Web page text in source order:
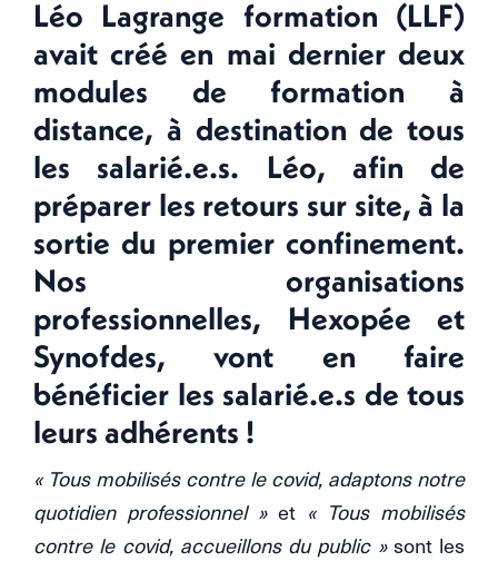
Léo Lagrange formation (LLF)
avait créé en mai dernier deux
modules de formation à
distance, à destination de tous
les salarié.e.s. Léo, afin de
préparer les retours sur site, à la
sortie du premier confinement.
Nos organisations
professionnelles, Hexopée et
Synofdes, vont en faire
bénéficier les salarié.e.s de tous
leurs adhérents !
« Tous mobilisés contre le covid, adaptons notre
quotidien professionnel »et « Tous mobilisés
contre le covid, accueillons du public »sont les